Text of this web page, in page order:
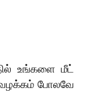
உங்களை மீட்
போலவே